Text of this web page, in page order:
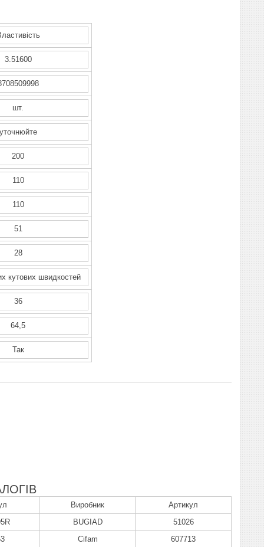
3.51600
шт.
уточнюйте
200
110
110
51
28
кутових швидкостей
36
64,5
Так
Виробник
Артикул
BUGIAD
51026
Cifam
607713